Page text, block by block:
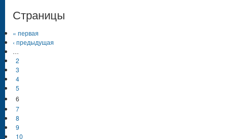
Страницы
« первая
‹ предыдущая
…
2
3
4
5
6
7
8
9
10